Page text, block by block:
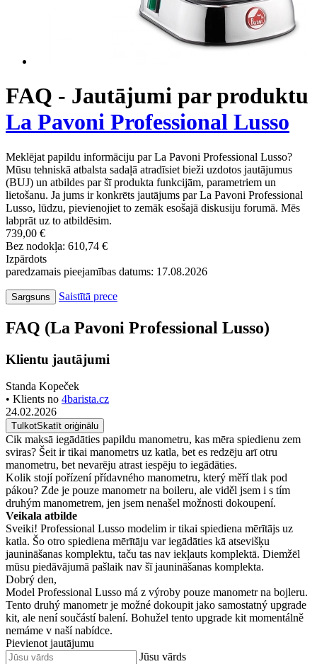
FAQ - Jautājumi par produktu
La Pavoni Professional Lusso
Meklējat papildu informāciju par La Pavoni Professional Lusso?
Mūsu tehniskā atbalsta sadaļā atradīsiet bieži uzdotos jautājumus
(BUJ) un atbildes par šī produkta funkcijām, parametriem un
lietošanu. Ja jums ir konkrēts jautājums par La Pavoni Professional
Lusso, lūdzu, pievienojiet to zemāk esošajā diskusiju forumā. Mēs
labprāt uz to atbildēsim.
739,00 €
Bez nodokļa: 610,74 €
Izpārdots
paredzamais pieejamības datums: 17.08.2026
Sargsuns Saistītā prece
FAQ (La Pavoni Professional Lusso)
Klientu jautājumi
Standa Kopeček
• Klients no 4barista.cz
24.02.2026
TulkotSkatīt oriģinālu
Cik maksā iegādāties papildu manometru, kas mēra spiedienu zem
sviras? Šeit ir tikai manometrs uz katla, bet es redzēju arī otru
manometru, bet nevarēju atrast iespēju to iegādāties.
Kolik stojí pořízení přídavného manometru, který měří tlak pod
pákou? Zde je pouze manometr na boileru, ale viděl jsem i s tím
druhým manometrem, jen jsem nenašel možnosti dokoupení.
Veikala atbilde
Sveiki! Professional Lusso modelim ir tikai spiediena mērītājs uz
katla. Šo otro spiediena mērītāju var iegādāties kā atsevišķu
jaunināšanas komplektu, taču tas nav iekļauts komplektā. Diemžēl
mūsu piedāvājumā pašlaik nav šī jaunināšanas komplekta.
Dobrý den,
Model Professional Lusso má z výroby pouze manometr na bojleru.
Tento druhý manometr je možné dokoupit jako samostatný upgrade
kit, ale není součástí balení. Bohužel tento upgrade kit momentálně
nemáme v naší nabídce.
Pievienot jautājumu
Jūsu vārds